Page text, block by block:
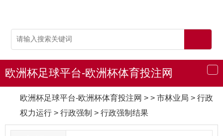
导
航
欧洲杯足球平台-欧洲杯体育投注网
欧洲杯足球平台-欧洲杯体育投注网 > > 市林业局 > 行政
权力运行 > 行政强制 > 行政强制结果